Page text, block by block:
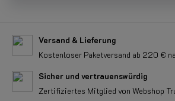
Versand & Lieferung
Kostenloser Paketversand ab 220 €
Sicher und vertrauenswürdig
Zertifiziertes Mitglied von Webshop